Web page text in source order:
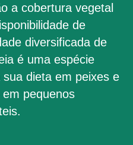
a cobertura vegetal
de
diversificada de
é uma espécie
dieta em peixes e
pequenos